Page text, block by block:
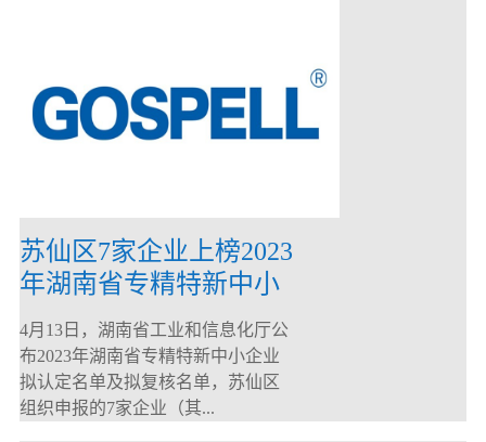
苏仙区7家企业上榜2023
年湖南省专精特新中小
企业
4月13日，湖南省工业和信息化厅公
布2023年湖南省专精特新中小企业
拟认定名单及拟复核名单，苏仙区
组织申报的7家企业（其...